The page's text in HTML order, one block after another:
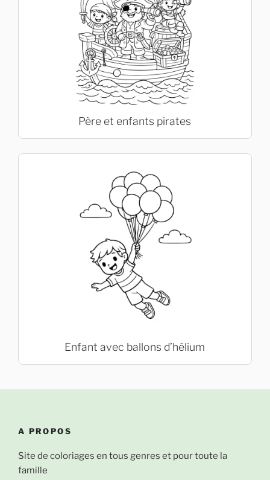
Père et enfants pirates
Enfant avec ballons d’hélium
A PROPOS
Site de coloriages en tous genres et pour toute la
famille